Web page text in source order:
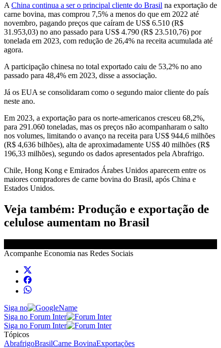
A China continua a ser o principal cliente do Brasil na exportação de
carne bovina, mas comprou 7,5% a menos do que em 2022 até
novembro, pagando preços que caíram de US$ 6.510 (R$
31.953,03) no ano passado para US$ 4.790 (R$ 23.510,76) por
tonelada em 2023, com redução de 26,4% na receita acumulada até
agora.
A participação chinesa no total exportado caiu de 53,2% no ano
passado para 48,4% em 2023, disse a associação.
Já os EUA se consolidaram como o segundo maior cliente do país
neste ano.
Em 2023, a exportação para os norte-americanos cresceu 68,2%,
para 291.060 toneladas, mas os preços não acompanharam o salto
nos volumes, limitando o avanço na receita para US$ 944,6 milhões
(R$ 4,636 bilhões), alta de aproximadamente US$ 40 milhões (R$
196,33 milhões), segundo os dados apresentados pela Abrafrigo.
Chile, Hong Kong e Emirados Árabes Unidos aparecem entre os
maiores compradores de carne bovina do Brasil, após China e
Estados Unidos.
Veja também: Produção e exportação de
celulose aumentam no Brasil
Acompanhe Economia nas Redes Sociais
Siga no
Siga no Forum Inter
Siga no Forum Inter
Tópicos
AbrafrigoBrasilCarne BovinaExportações